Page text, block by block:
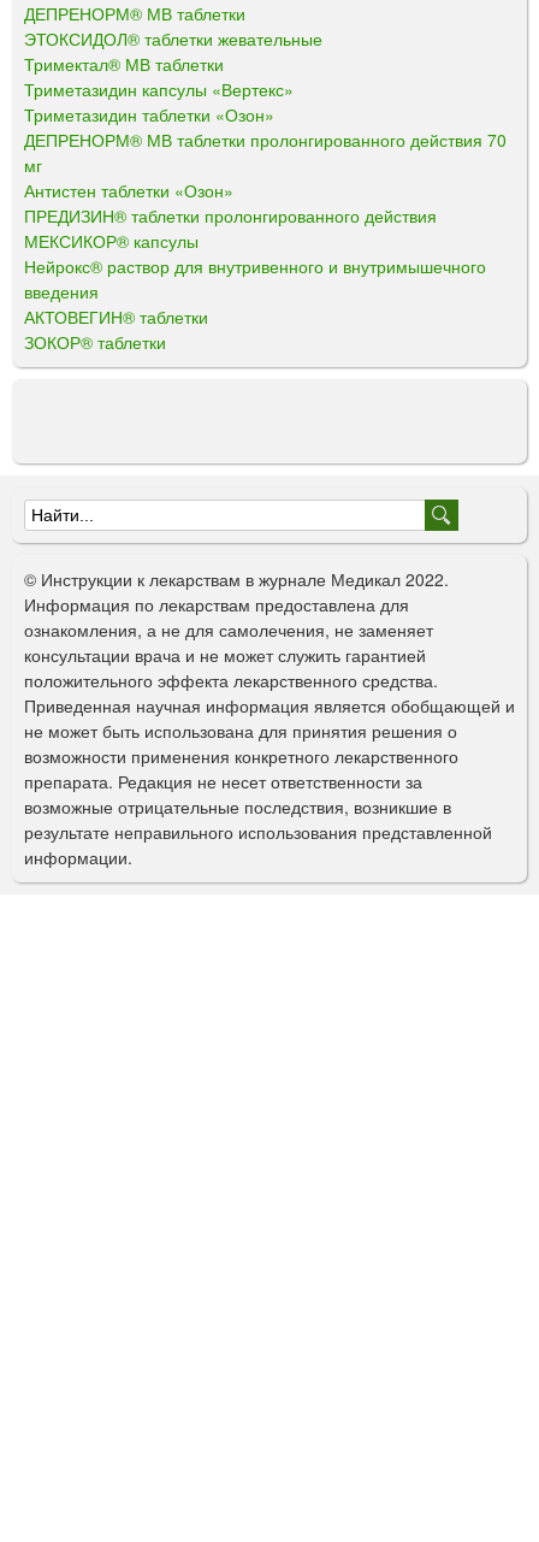
ДЕПРЕНОРМ® МВ таблетки
ЭТОКСИДОЛ® таблетки жевательные
Тримектал® МВ таблетки
Триметазидин капсулы «Вертекс»
Триметазидин таблетки «Озон»
ДЕПРЕНОРМ® МВ таблетки пролонгированного действия 70
мг
Антистен таблетки «Озон»
ПРЕДИЗИН® таблетки пролонгированного действия
МЕКСИКОР® капсулы
Нейрокс® раствор для внутривенного и внутримышечного
введения
АКТОВЕГИН® таблетки
ЗОКОР® таблетки
Ф
о
р
м
а
п
о
и
с
к
© Инструкции к лекарствам в журнале Медикал 2022.
Информация по лекарствам предоставлена для
ознакомления, а не для самолечения, не заменяет
консультации врача и не может служить гарантией
положительного эффекта лекарственного средства.
Приведенная научная информация является обобщающей и
не может быть использована для принятия решения о
возможности применения конкретного лекарственного
препарата. Редакция не несет ответственности за
возможные отрицательные последствия, возникшие в
результате неправильного использования представленной
информации.